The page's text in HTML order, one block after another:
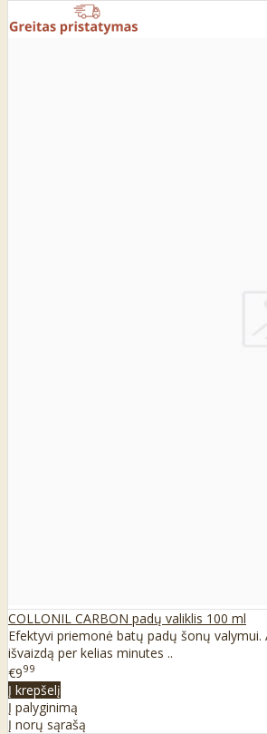
COLLONIL CARBON padų valiklis 100 ml
Efektyvi priemonė batų padų šonų
išvaizdą per kelias minutes ..
€999
Į krepšelį
Į palyginimą
Į norų sąrašą